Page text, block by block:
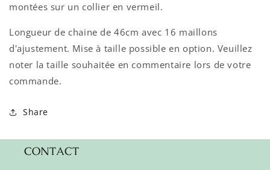
montées sur un collier en vermeil.
Longueur de chaine de 46cm avec 16 maillons
d'ajustement. Mise à taille possible en option. Veuillez
noter la taille souhaitée en commentaire lors de votre
commande.
Share
CONTACT